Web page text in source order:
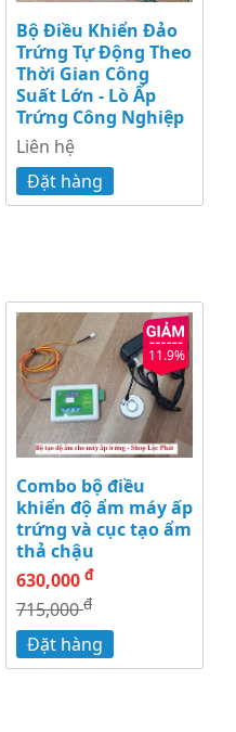
Bộ Điều Khiển Đảo
Trứng Tự Động Theo
Thời Gian Công
Suất Lớn - Lò Ấp
Trứng Công Nghiệp
Liên hệ
Đặt hàng
11.9%
Combo bộ điều
khiển độ ẩm máy ấp
trứng và cục tạo ẩm
thả chậu
630,000 đ
715,000đ
Đặt hàng